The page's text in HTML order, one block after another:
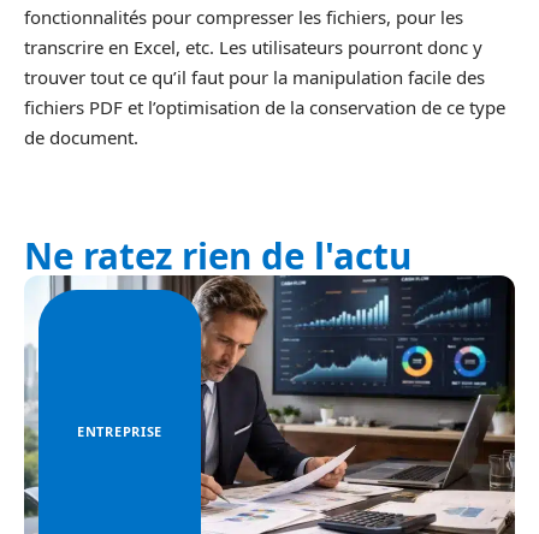
fonctionnalités pour compresser les fichiers, pour les
transcrire en Excel, etc. Les utilisateurs pourront donc y
trouver tout ce qu’il faut pour la manipulation facile des
fichiers PDF et l’optimisation de la conservation de ce type
de document.
Ne ratez rien de l'actu
ENTREPRISE